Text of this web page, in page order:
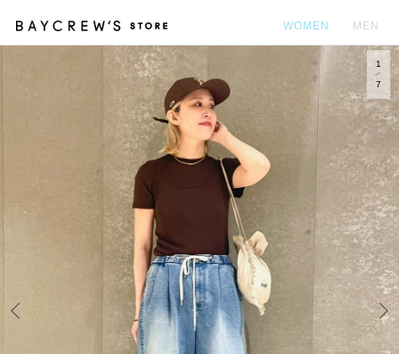
WOMEN MEN
1
7